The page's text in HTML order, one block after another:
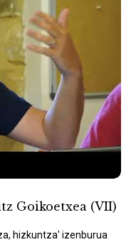
Goikoetxea (VII)
hizkuntza' izenburua